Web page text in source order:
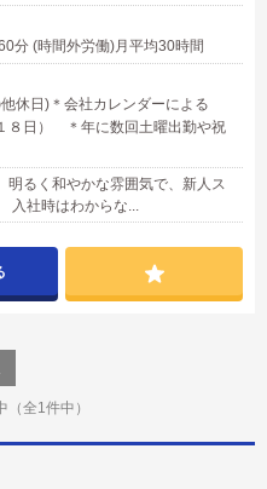
分 (時間外労働)月平均30時間
休日)＊会社カレンダーによる
８日） ＊年に数回土曜出勤や祝
明るく和やかな雰囲気で、新人ス
入社時はわからな...
（全1件中）